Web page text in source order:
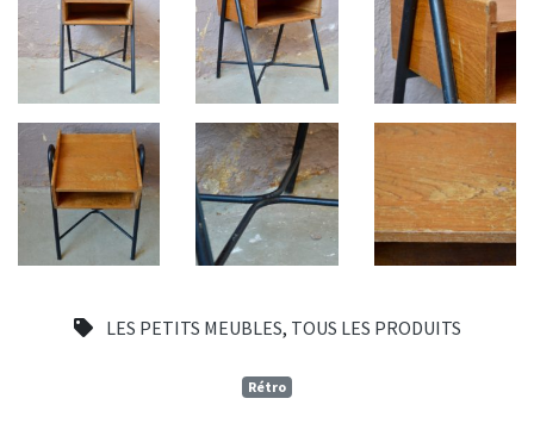
LES PETITS MEUBLES, TOUS LES PRODUITS
Rétro